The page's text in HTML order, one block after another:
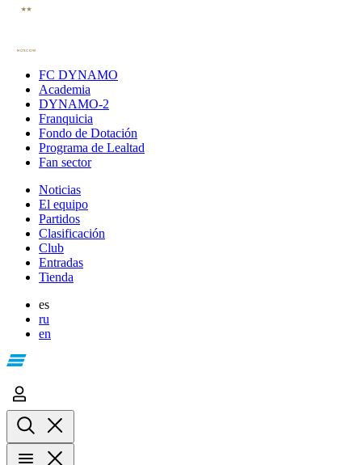
FC DYNAMO
Academia
DYNAMO-2
Franquicia
Fondo de Dotación
Programa de Lealtad
Fan sector
Noticias
El equipo
Partidos
Clasificación
Club
Entradas
Tienda
es
ru
en